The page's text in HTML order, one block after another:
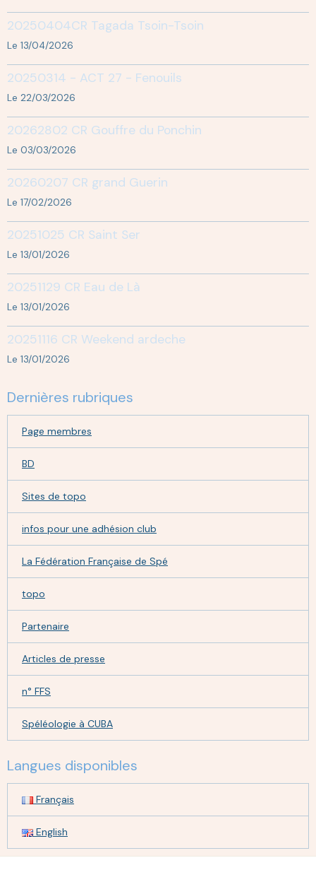
20250404CR Tagada Tsoin-Tsoin
Le 13/04/2026
20250314 - ACT 27 - Fenouils
Le 22/03/2026
20262802 CR Gouffre du Ponchin
Le 03/03/2026
20260207 CR grand Guerin
Le 17/02/2026
20251025 CR Saint Ser
Le 13/01/2026
20251129 CR Eau de Là
Le 13/01/2026
20251116 CR Weekend ardeche
Le 13/01/2026
Dernières rubriques
Page membres
BD
Sites de topo
infos pour une adhésion club
La Fédération Française de Spé
topo
Partenaire
Articles de presse
n° FFS
Spéléologie à CUBA
Langues disponibles
Français
English